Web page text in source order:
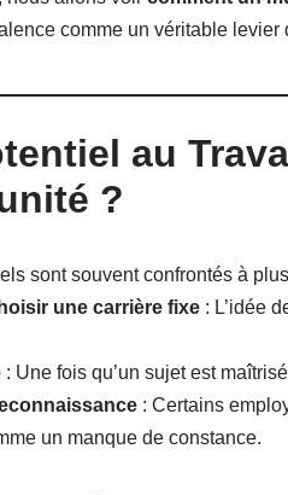
comme un véritable levier
au
?
sont souvent confrontés à
une carrière fixe : L’idée
: Une fois qu’un sujet est
: Certains
un manque de constance.